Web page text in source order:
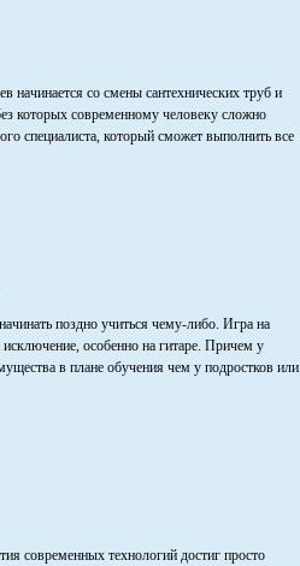
начинается со смены сантехнических труб и
которых современному человеку сложно
специалиста, который сможет выполнить все
поздно учиться чему-либо. Игра на
особенно на гитаре. Причем у
в плане обучения чем у подростков или
современных технологий достиг просто